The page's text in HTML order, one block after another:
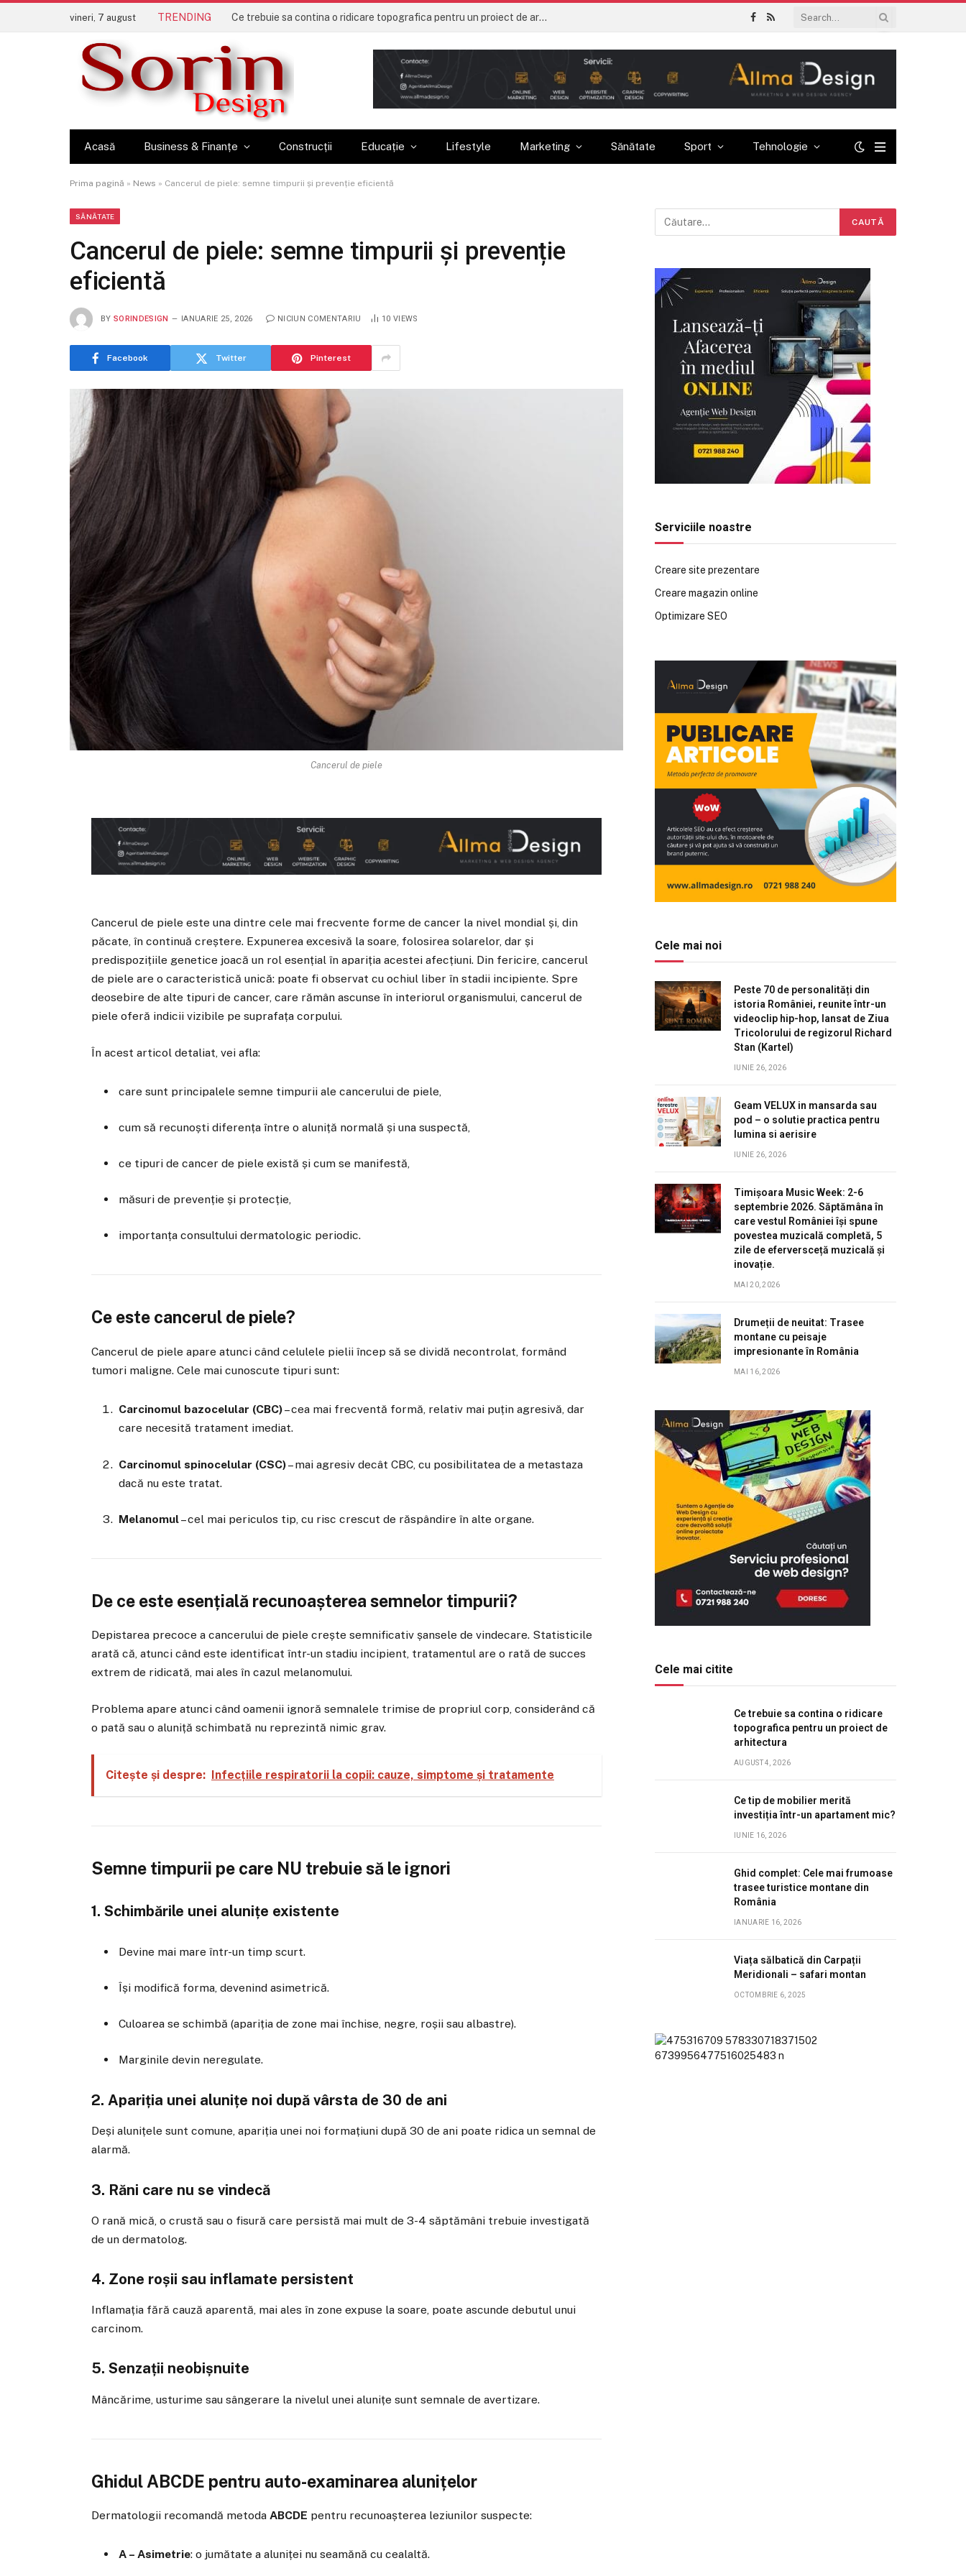
vineri, 7 august TRENDING Ce trebuie sa contina o ridicare topografica pentru un proiect de arhitectura
Facebook
RSS
Acasă Business & Finanțe Construcții Educație Lifestyle Marketing Sănătate Sport Tehnologie
Prima pagină » News » Cancerul de piele: semne timpurii și prevenție eficientă
SĂNĂTATE
Cancerul de piele: semne timpurii și prevenție
eficientă
BY SORINDESIGN IANUARIE 25, 2026 NICIUN COMENTARIU 10 VIEWS
Facebook Twitter Pinterest
Cancerul de piele
Cancerul de piele este una dintre cele mai frecvente forme de cancer la nivel mondial și, din
păcate, în continuă creștere. Expunerea excesivă la soare, folosirea solarelor, dar și
predispozițiile genetice joacă un rol esențial în apariția acestei afecțiuni. Din fericire, cancerul
de piele are o caracteristică unică: poate fi observat cu ochiul liber în stadii incipiente. Spre
deosebire de alte tipuri de cancer, care rămân ascunse în interiorul organismului, cancerul de
piele oferă indicii vizibile pe suprafața corpului.
În acest articol detaliat, vei afla:
care sunt principalele semne timpurii ale cancerului de piele,
cum să recunoști diferența între o aluniță normală și una suspectă,
ce tipuri de cancer de piele există și cum se manifestă,
măsuri de prevenție și protecție,
importanța consultului dermatologic periodic.
Ce este cancerul de piele?
Cancerul de piele apare atunci când celulele pielii încep să se dividă necontrolat, formând
tumori maligne. Cele mai cunoscute tipuri sunt:
Carcinomul bazocelular (CBC)– cea mai frecventă formă, relativ mai puțin agresivă, dar
care necesită tratament imediat.
Carcinomul spinocelular (CSC)– mai agresiv decât CBC, cu posibilitatea de a metastaza
dacă nu este tratat.
Melanomul– cel mai periculos tip, cu risc crescut de răspândire în alte organe.
De ce este esențială recunoașterea semnelor timpurii?
Depistarea precoce a cancerului de piele crește semnificativ șansele de vindecare. Statisticile
arată că, atunci când este identificat într-un stadiu incipient, tratamentul are o rată de succes
extrem de ridicată, mai ales în cazul melanomului.
Problema apare atunci când oamenii ignoră semnalele trimise de propriul corp, considerând că
o pată sau o aluniță schimbată nu reprezintă nimic grav.
Citește și despre: Infecțiile respiratorii la copii: cauze, simptome și tratamente
Semne timpurii pe care NU trebuie să le ignori
1. Schimbările unei alunițe existente
Devine mai mare într-un timp scurt.
Își modifică forma, devenind asimetrică.
Culoarea se schimbă (apariția de zone mai închise, negre, roșii sau albastre).
Marginile devin neregulate.
2. Apariția unei alunițe noi după vârsta de 30 de ani
Deși alunițele sunt comune, apariția unei noi formațiuni după 30 de ani poate ridica un semnal de
alarmă.
3. Răni care nu se vindecă
O rană mică, o crustă sau o fisură care persistă mai mult de 3-4 săptămâni trebuie investigată
de un dermatolog.
4. Zone roșii sau inflamate persistent
Inflamația fără cauză aparentă, mai ales în zone expuse la soare, poate ascunde debutul unui
carcinom.
5. Senzații neobișnuite
Mâncărime, usturime sau sângerare la nivelul unei alunițe sunt semnale de avertizare.
Ghidul ABCDE pentru auto-examinarea alunițelor
Dermatologii recomandă metodaABCDE pentru recunoașterea leziunilor suspecte:
A – Asimetrie: o jumătate a aluniței nu seamănă cu cealaltă.
Serviciile noastre
Creare site prezentare
Creare magazin online
Optimizare SEO
Cele mai noi
Peste 70 de personalități din
istoria României, reunite într-un
videoclip hip-hop, lansat de Ziua
Tricolorului de regizorul Richard
Stan (Kartel)
IUNIE 26, 2026
Geam VELUX in mansarda sau
pod – o solutie practica pentru
lumina si aerisire
IUNIE 26, 2026
Timișoara Music Week: 2-6
septembrie 2026. Săptămâna în
care vestul României își spune
povestea muzicală completă, 5
zile de eferversceță muzicală și
inovație.
MAI 20, 2026
Drumeții de neuitat: Trasee
montane cu peisaje
impresionante în România
MAI 16, 2026
Cele mai citite
Ce trebuie sa contina o ridicare
topografica pentru un proiect de
arhitectura
AUGUST 4, 2026
Ce tip de mobilier merită
investiția într-un apartament mic?
IUNIE 16, 2026
Ghid complet: Cele mai frumoase
trasee turistice montane din
România
IANUARIE 16, 2026
Viața sălbatică din Carpații
Meridionali – safari montan
OCTOMBRIE 6, 2025